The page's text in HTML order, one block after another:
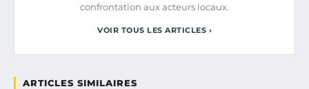
confrontation aux acteurs locaux.
VOIR TOUS LES ARTICLES ›
ARTICLES SIMILAIRES